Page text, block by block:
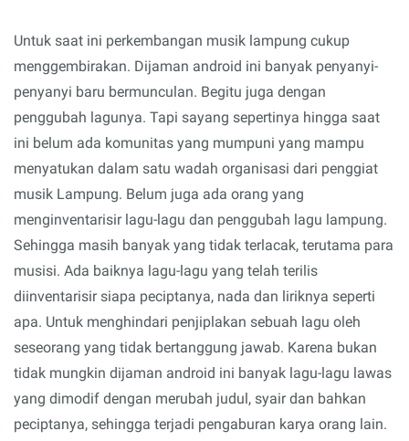
Untuk saat ini perkembangan musik lampung cukup
menggembirakan. Dijaman android ini banyak penyanyi-
penyanyi baru bermunculan. Begitu juga dengan
penggubah lagunya. Tapi sayang sepertinya hingga saat
ini belum ada komunitas yang mumpuni yang mampu
menyatukan dalam satu wadah organisasi dari penggiat
musik Lampung. Belum juga ada orang yang
menginventarisir lagu-lagu dan penggubah lagu lampung.
Sehingga masih banyak yang tidak terlacak, terutama para
musisi. Ada baiknya lagu-lagu yang telah terilis
diinventarisir siapa peciptanya, nada dan liriknya seperti
apa. Untuk menghindari penjiplakan sebuah lagu oleh
seseorang yang tidak bertanggung jawab. Karena bukan
tidak mungkin dijaman android ini banyak lagu-lagu lawas
yang dimodif dengan merubah judul, syair dan bahkan
peciptanya, sehingga terjadi pengaburan karya orang lain.